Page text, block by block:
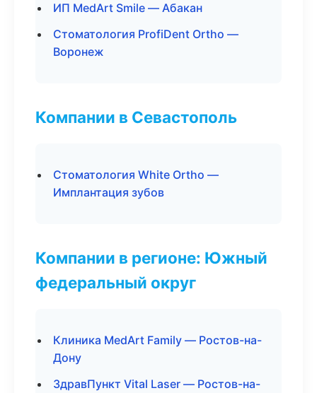
ИП MedArt Smile — Абакан
Стоматология ProfiDent Ortho —
Воронеж
Компании в Севастополь
Стоматология White Ortho —
Имплантация зубов
Компании в регионе: Южный
федеральный округ
Клиника MedArt Family — Ростов-на-
Дону
ЗдравПункт Vital Laser — Ростов-на-